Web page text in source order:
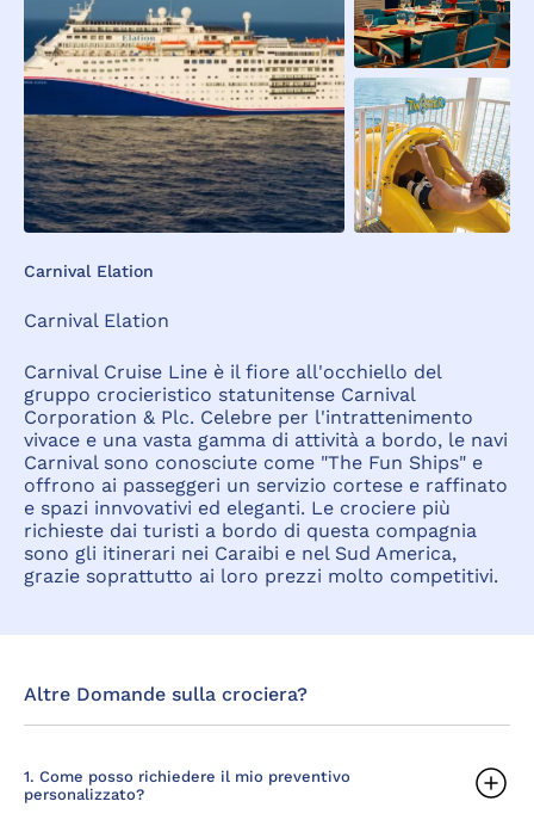
Carnival Elation
Carnival Elation
Carnival Cruise Line è il fiore all'occhiello del
gruppo crocieristico statunitense Carnival
Corporation & Plc. Celebre per l'intrattenimento
vivace e una vasta gamma di attività a bordo, le navi
Carnival sono conosciute come "The Fun Ships" e
offrono ai passeggeri un servizio cortese e raffinato
e spazi innvovativi ed eleganti. Le crociere più
richieste dai turisti a bordo di questa compagnia
sono gli itinerari nei Caraibi e nel Sud America,
grazie soprattutto ai loro prezzi molto competitivi.
Altre Domande sulla crociera?
1. Come posso richiedere il mio preventivo
personalizzato?